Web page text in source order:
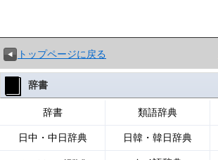
トップページに戻る
辞書
辞書 類語辞典
日中・中日辞典 日韓・韓日辞典